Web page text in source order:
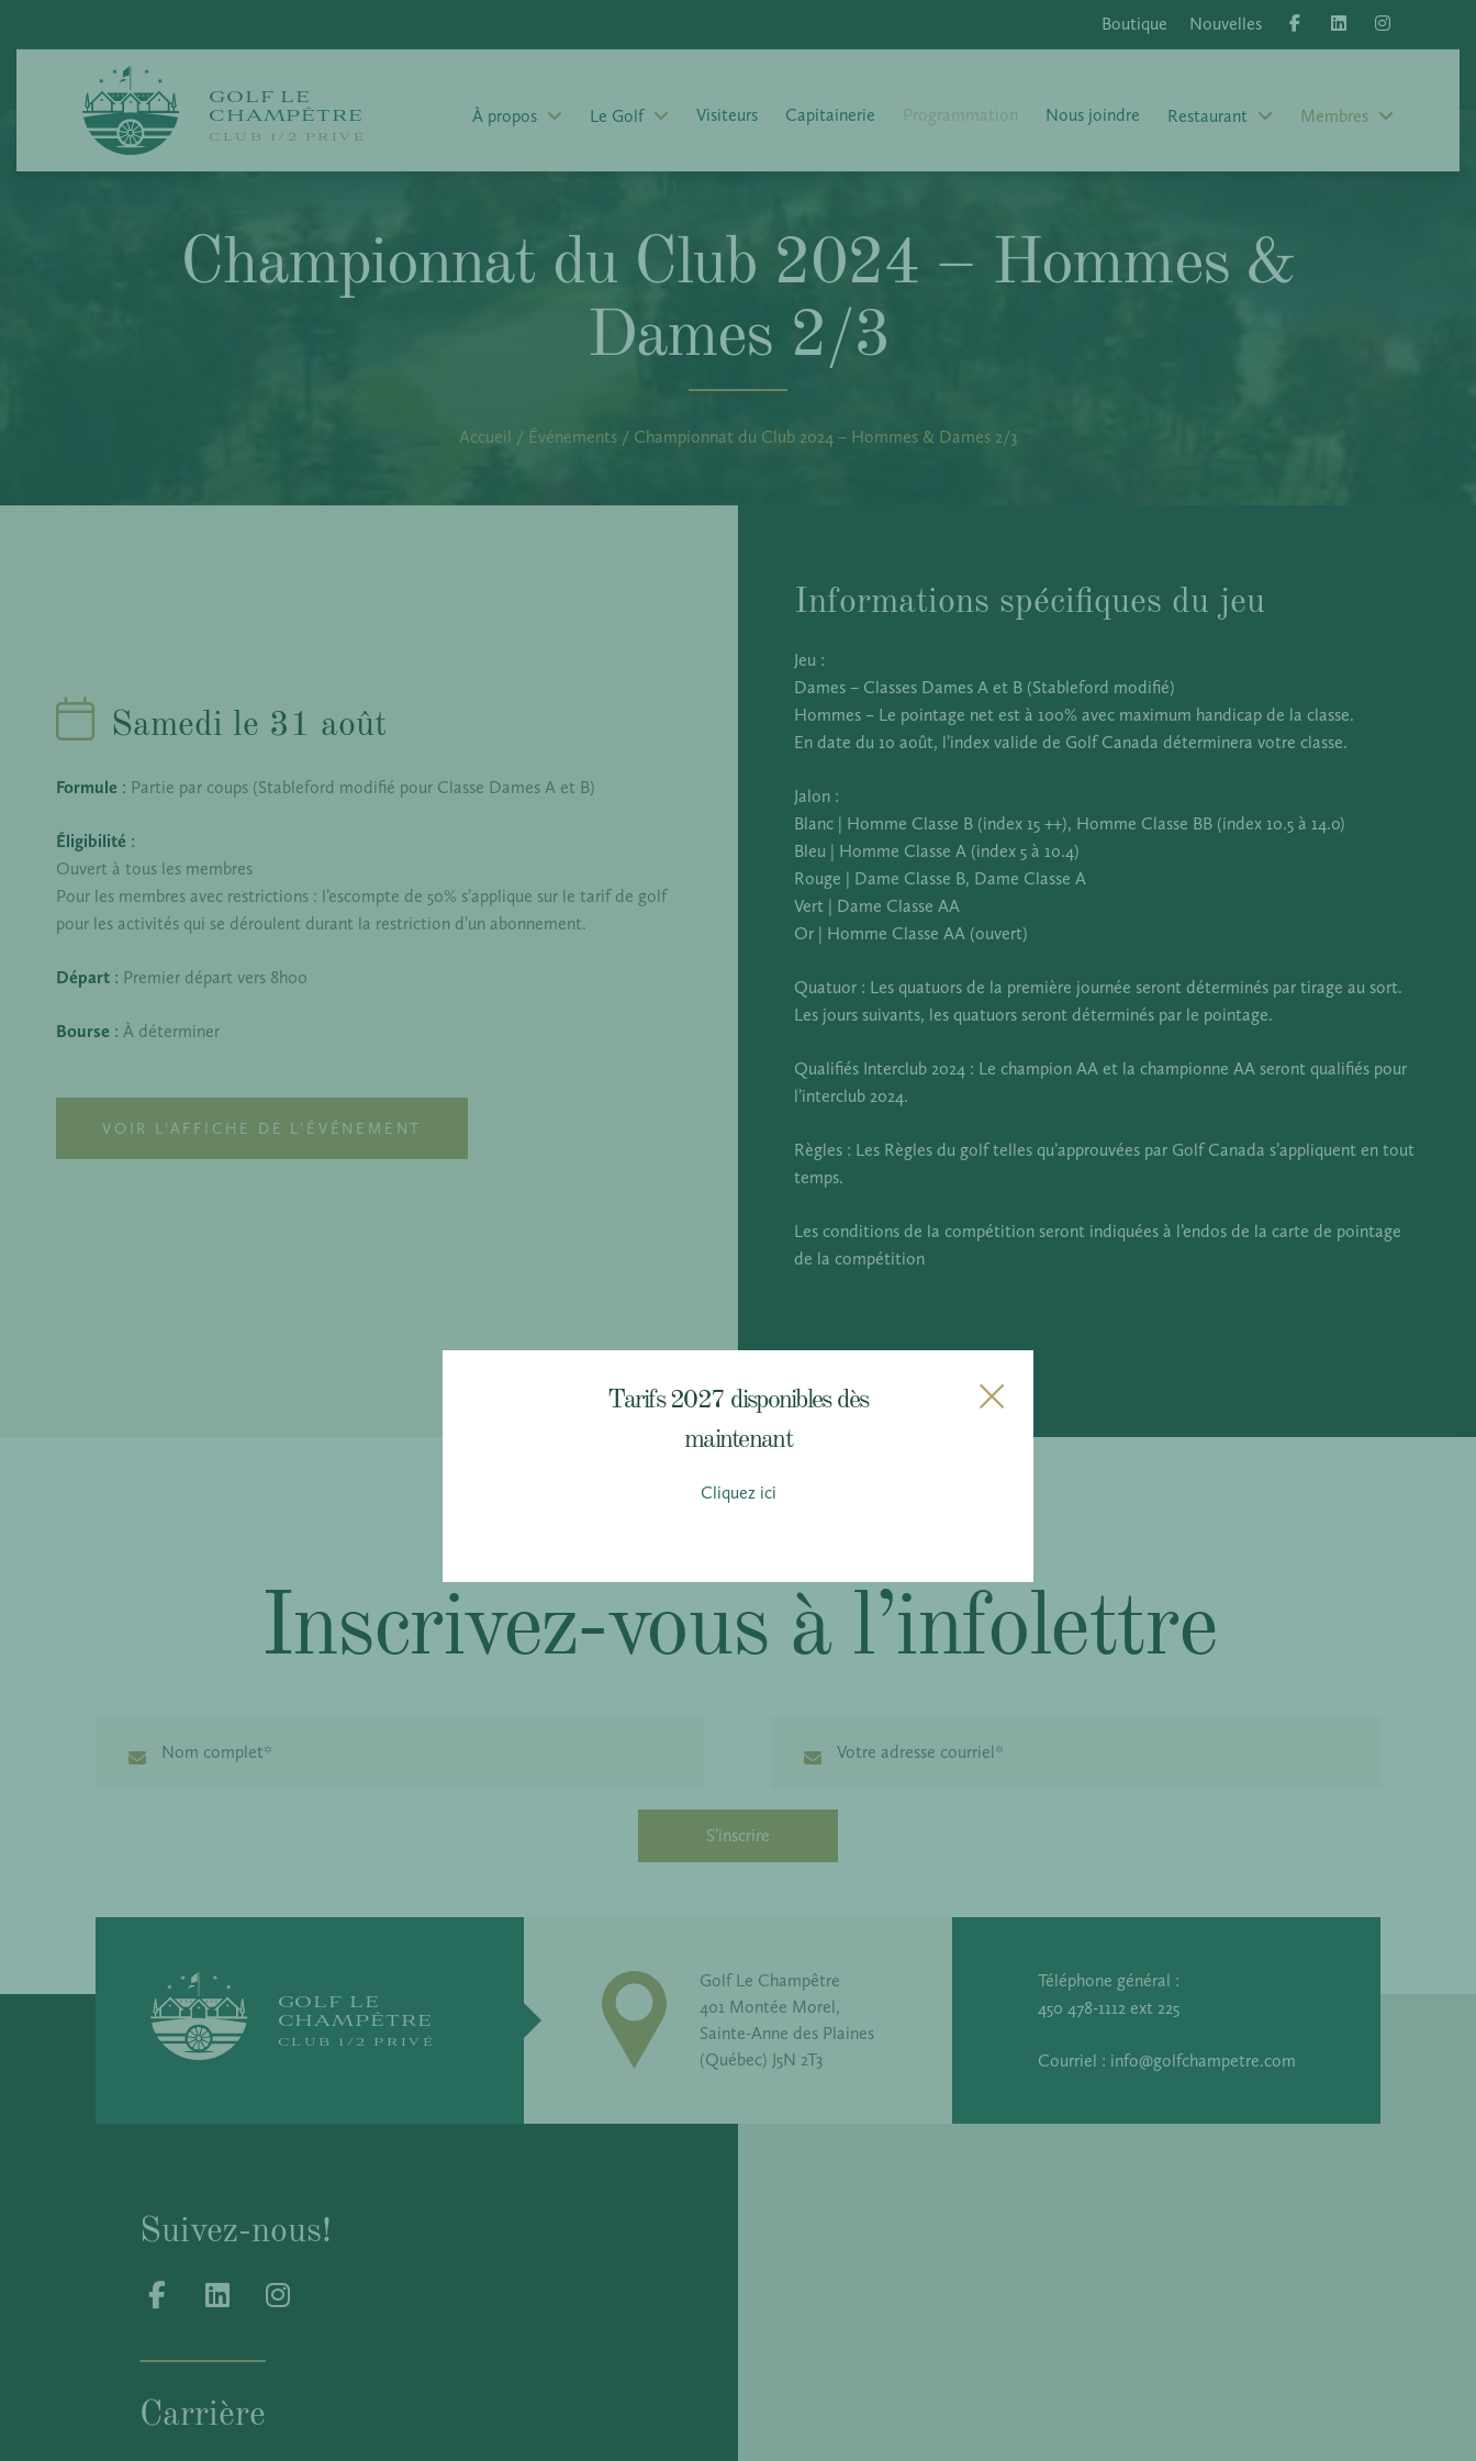
Boutique Nouvelles
GOLF LE
CHAMPÊTRE
CLUB 1/2 PRIVÉ
À propos Le Golf Visiteurs Capitainerie Programmation Nous joindre Restaurant Membres
Championnat du Club 2024 – Hommes &
Dames 2/3
Accueil / Événements / Championnat du Club 2024 – Hommes & Dames 2/3
Samedi le 31 août
Formule : Partie par coups (Stableford modifié pour Classe Dames A et B)
Éligibilité :
Ouvert à tous les membres
Pour les membres avec restrictions : l’escompte de 50% s’applique sur le tarif de golf
pour les activités qui se déroulent durant la restriction d’un abonnement.
Départ : Premier départ vers 8h00
Bourse : À déterminer
VOIR L’AFFICHE DE L’ÉVÉNEMENT
Informations spécifiques du jeu
Jeu :
Dames – Classes Dames A et B (Stableford modifié)
Hommes – Le pointage net est à 100% avec maximum handicap de la classe.
En date du 10 août, l’index valide de Golf Canada déterminera votre classe.
Jalon :
Blanc | Homme Classe B (index 15 ++), Homme Classe BB (index 10.5 à 14.0)
Bleu | Homme Classe A (index 5 à 10.4)
Rouge | Dame Classe B, Dame Classe A
Vert | Dame Classe AA
Or | Homme Classe AA (ouvert)
Quatuor : Les quatuors de la première journée seront déterminés par tirage au sort.
Les jours suivants, les quatuors seront déterminés par le pointage.
Qualifiés Interclub 2024 : Le champion AA et la championne AA seront qualifiés pour
l’interclub 2024.
Règles : Les Règles du golf telles qu’approuvées par Golf Canada s’appliquent en tout
temps.
Les conditions de la compétition seront indiquées à l’endos de la carte de pointage
de la compétition
Inscrivez-vous à l’infolettre
GOLF LE
CHAMPÊTRE
CLUB 1/2 PRIVÉ
Golf Le Champêtre
401 Montée Morel,
Sainte-Anne des Plaines
(Québec) J5N 2T3
Téléphone général :
450 478-1112 ext 225
Courriel : info@golfchampetre.com
Suivez-nous!
Carrière
Tarifs 2027 disponibles dès
maintenant
Cliquez ici